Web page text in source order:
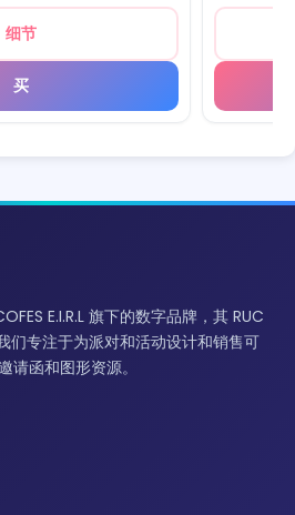
细节
买
E.I.R.L 旗下的数字品牌，其 RUC
专注于为派对和活动设计和销售可
请函和图形资源。